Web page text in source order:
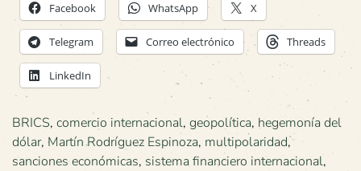
Facebook WhatsApp X
Telegram Correo electrónico Threads
LinkedIn
BRICS, comercio internacional, geopolítica, hegemonía del
dólar, Martín Rodríguez Espinoza, multipolaridad,
sanciones económicas, sistema financiero internacional,